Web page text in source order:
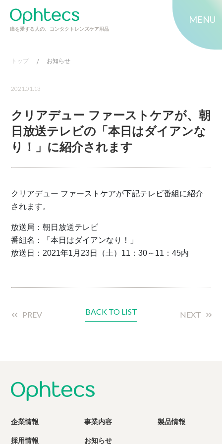
瞳を愛する人の、コンタクトレンズケア用品
MENU
トップ / お知らせ
2021.01.13
クリアデュー ファーストケアが、朝
日放送テレビの「本日はダイアンな
り！」に紹介されます
クリアデュー ファーストケアが下記テレビ番組に紹介
されます。
放送局：朝日放送テレビ
番組名：「本日はダイアンなり！」
放送日：2021年1月23日（土）11：30～11：45内
PREV BACK TO LIST NEXT
企業情報 事業内容 製品情報
採用情報 お知らせ